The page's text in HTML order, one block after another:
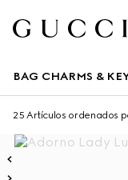
BAG CHARMS &
25 Artículos ordenados